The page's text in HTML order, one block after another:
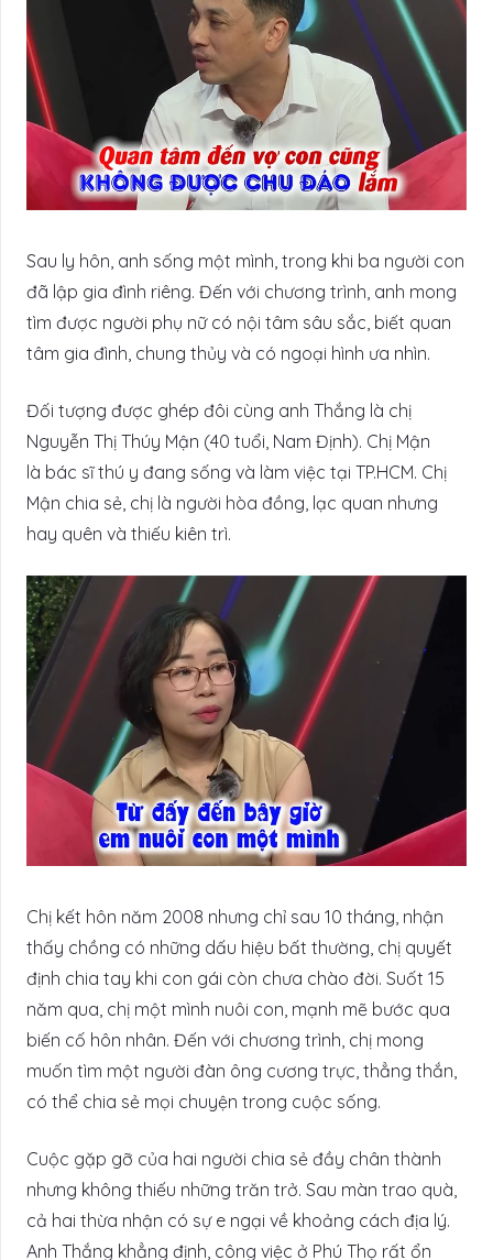
Sau ly hôn, anh sống một mình, trong khi ba người con
đã lập gia đình riêng. Đến với chương trình, anh mong
tìm được người phụ nữ có nội tâm sâu sắc, biết quan
tâm gia đình, chung thủy và có ngoại hình ưa nhìn.
Đối tượng được ghép đôi cùng anh Thắng là chị
Nguyễn Thị Thúy Mận (40 tuổi, Nam Định). Chị Mận
là bác sĩ thú y đang sống và làm việc tại TP.HCM. Chị
Mận chia sẻ, chị là người hòa đồng, lạc quan nhưng
hay quên và thiếu kiên trì.
Chị kết hôn năm 2008 nhưng chỉ sau 10 tháng, nhận
thấy chồng có những dấu hiệu bất thường, chị quyết
định chia tay khi con gái còn chưa chào đời. Suốt 15
năm qua, chị một mình nuôi con, mạnh mẽ bước qua
biến cố hôn nhân. Đến với chương trình, chị mong
muốn tìm một người đàn ông cương trực, thẳng thắn,
có thể chia sẻ mọi chuyện trong cuộc sống.
Cuộc gặp gỡ của hai người chia sẻ đầy chân thành
nhưng không thiếu những trăn trở. Sau màn trao quà,
cả hai thừa nhận có sự e ngại về khoảng cách địa lý.
Anh Thắng khẳng định, công việc ở Phú Thọ rất ổn